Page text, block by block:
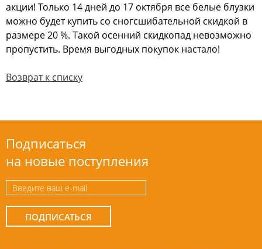
акции! Только 14 дней до 17 октября все белые блузки
можно будет купить со сногсшибательной скидкой в
размере 20 %. Такой осенний скидкопад невозможно
пропустить. Время выгодных покупок настало!
Возврат к списку
Подписаться
на новые поступления
ПОДПИСАТЬСЯ